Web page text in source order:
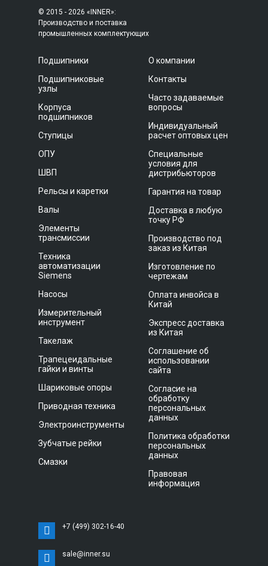
© 2015 - 2026 «INNER»:
Производство и поставка
промышленных комплектующих
Подшипники
Подшипниковые
узлы
Корпуса
подшипников
Ступицы
ОПУ
ШВП
Рельсы и каретки
Валы
Элементы
трансмиссии
Техника
автоматизации
Siemens
Насосы
Измерительный
инструмент
Такелаж
Трапецеидальные
гайки и винты
Шариковые опоры
Приводная техника
Электроинструменты
Зубчатые рейки
Смазки
О компании
Контакты
Часто задаваемые
вопросы
Индивидуальный
расчет оптовых цен
Специальные
условия для
дистрибьюторов
Гарантия на товар
Доставка в любую
точку РФ
Производство под
заказ из Китая
Изготовление по
чертежам
Оплата инвойса в
Китай
Экспресс доставка
из Китая
Соглашение об
использовании
сайта
Согласие на
обработку
персональных
данных
Политика обработки
персональных
данных
Правовая
информация
+7 (499) 302-16-40
sale@inner.su